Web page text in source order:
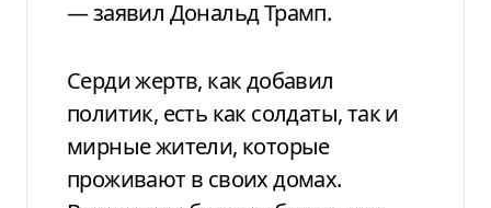
— заявил Дональд Трамп.
Серди жертв, как добавил
политик, есть как солдаты, так и
мирные жители, которые
проживают в своих домах.